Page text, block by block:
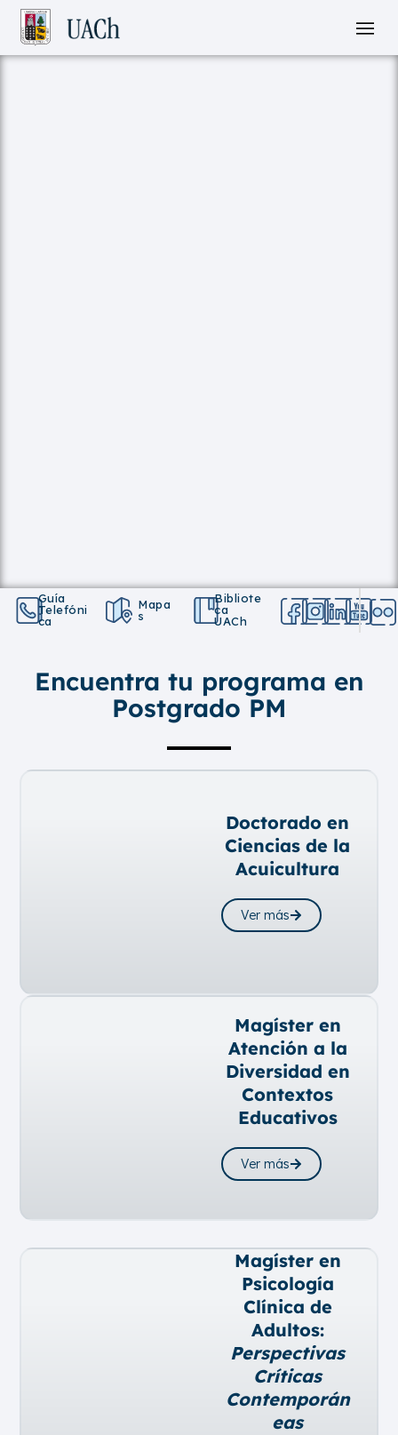
Guía
Telefóni
Ca
Mapa
S
Bibliote
Ca
UACh
Encuentra tu programa en
Postgrado PM
Doctorado en
Ciencias de la
Acuicultura
Ver más
Magíster en
Atención a la
Diversidad en
Contextos
Educativos
Ver más
Magíster en
Psicología
Clínica de
Adultos:
Perspectivas
Críticas
Contemporán
eas